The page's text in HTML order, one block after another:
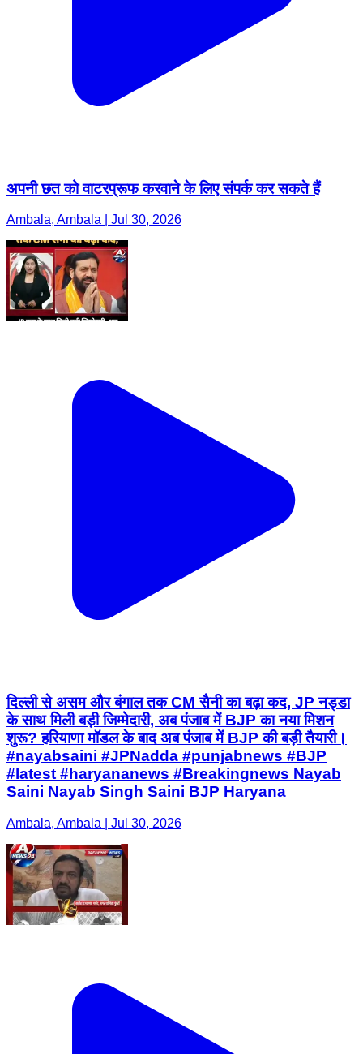
अपनी छत को वाटरप्रूफ करवाने के लिए संपर्क कर सकते हैं
Ambala, Ambala | Jul 30, 2026
दिल्ली से असम और बंगाल तक CM सैनी का बढ़ा कद, JP नड्डा
के साथ मिली बड़ी जिम्मेदारी, अब पंजाब में BJP का नया मिशन
शुरू? हरियाणा मॉडल के बाद अब पंजाब में BJP की बड़ी तैयारी।
#nayabsaini #JPNadda #punjabnews #BJP
#latest #haryananews #Breakingnews Nayab
Saini Nayab Singh Saini BJP Haryana
Ambala, Ambala | Jul 30, 2026